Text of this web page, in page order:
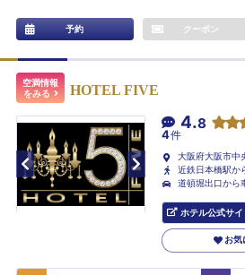
予約 クーポン
空満情報
をみる
HOTEL FIVE
4.8
4件
大阪府大阪市中
近鉄日本橋駅か
道頓堀出口から
ホテル公式サ
お気